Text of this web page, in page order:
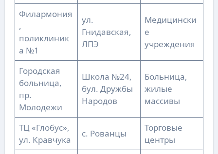
Филармония
,
поликлиник
а №1
ул.
Гнидавская,
ЛПЭ
Медицински
е
учреждения
Городская
больница,
пр.
Молодежи
Школа №24,
бул. Дружбы
Народов
Больница,
жилые
массивы
ТЦ «Глобус»,
ул. Кравчука
с. Рованцы
Торговые
центры